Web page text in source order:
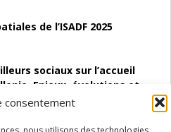
consentement
de l’ISADF 2025
sociaux sur l’accueil
Enjeux, évolutions et